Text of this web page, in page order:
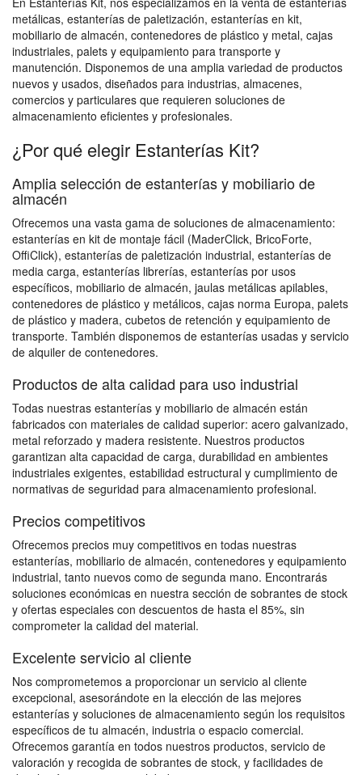
metálicas, estanterías de paletización, estanterías en kit,
mobiliario de almacén, contenedores de plástico y metal, cajas
industriales, palets y equipamiento para transporte y
manutención. Disponemos de una amplia variedad de productos
nuevos y usados, diseñados para industrias, almacenes,
comercios y particulares que requieren soluciones de
almacenamiento eficientes y profesionales.
¿Por qué elegir Estanterías Kit?
Amplia selección de estanterías y mobiliario de
almacén
Ofrecemos una vasta gama de soluciones de almacenamiento:
estanterías en kit de montaje fácil (MaderClick, BricoForte,
OffiClick), estanterías de paletización industrial, estanterías de
media carga, estanterías librerías, estanterías por usos
específicos, mobiliario de almacén, jaulas metálicas apilables,
contenedores de plástico y metálicos, cajas norma Europa, palets
de plástico y madera, cubetos de retención y equipamiento de
transporte. También disponemos de estanterías usadas y servicio
de alquiler de contenedores.
Productos de alta calidad para uso industrial
Todas nuestras estanterías y mobiliario de almacén están
fabricados con materiales de calidad superior: acero galvanizado,
metal reforzado y madera resistente. Nuestros productos
garantizan alta capacidad de carga, durabilidad en ambientes
industriales exigentes, estabilidad estructural y cumplimiento de
normativas de seguridad para almacenamiento profesional.
Precios competitivos
Ofrecemos precios muy competitivos en todas nuestras
estanterías, mobiliario de almacén, contenedores y equipamiento
industrial, tanto nuevos como de segunda mano. Encontrarás
soluciones económicas en nuestra sección de sobrantes de stock
y ofertas especiales con descuentos de hasta el 85%, sin
comprometer la calidad del material.
Excelente servicio al cliente
Nos comprometemos a proporcionar un servicio al cliente
excepcional, asesorándote en la elección de las mejores
estanterías y soluciones de almacenamiento según los requisitos
específicos de tu almacén, industria o espacio comercial.
Ofrecemos garantía en todos nuestros productos, servicio de
valoración y recogida de sobrantes de stock, y facilidades de